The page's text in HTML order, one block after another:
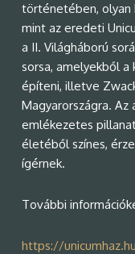
történetében, olyan
mint az eredeti
a II. Világháború
sorsa, amelyekből
építeni, illetve
Magyarországra.
emlékezetes
életéből színes,
ígérnek.
További
https://